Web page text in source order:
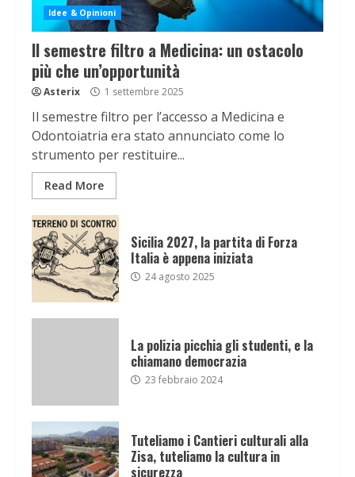
Idee & Opinioni
Il semestre filtro a Medicina: un ostacolo
più che un’opportunità
Asterix 1 settembre 2025
Il semestre filtro per l’accesso a Medicina e
Odontoiatria era stato annunciato come lo
strumento per restituire...
Read More
Sicilia 2027, la partita di Forza
Italia è appena iniziata
24 agosto 2025
La polizia picchia gli studenti, e la
chiamano democrazia
23 febbraio 2024
Tuteliamo i Cantieri culturali alla
Zisa, tuteliamo la cultura in
sicurezza